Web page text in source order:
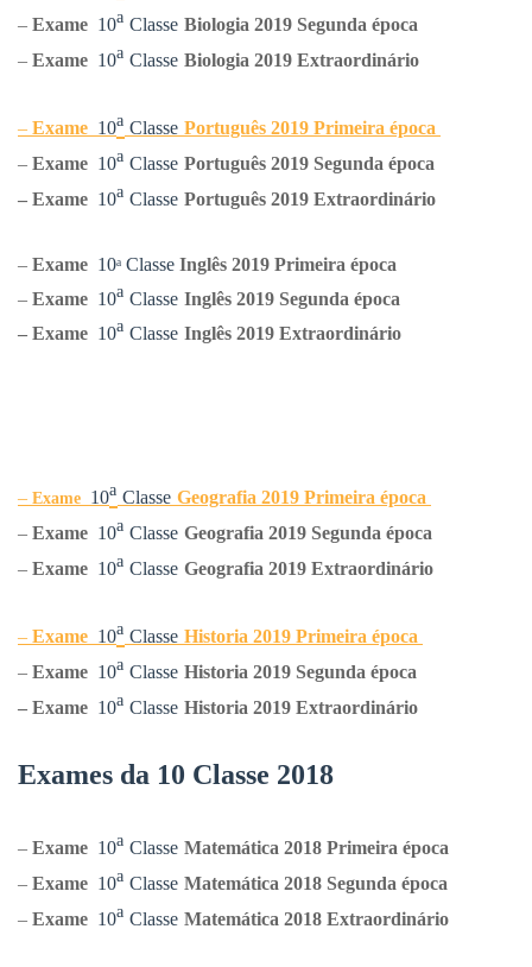
– Exame 10ᵃ Classe Biologia 2019 Segunda época
– Exame 10ᵃ Classe Biologia 2019 Extraordinário
– Exame 10ᵃ Classe Português 2019 Primeira época
– Exame 10ᵃ Classe Português 2019 Segunda época
– Exame 10ᵃ Classe Português 2019 Extraordinário
– Exame 10ᵃ Classe Inglês 2019 Primeira época
– Exame 10ᵃ Classe Inglês 2019 Segunda época
– Exame 10ᵃ Classe Inglês 2019 Extraordinário
– Exame 10ᵃ Classe Geografia 2019 Primeira época
– Exame 10ᵃ Classe Geografia 2019 Segunda época
– Exame 10ᵃ Classe Geografia 2019 Extraordinário
– Exame 10ᵃ Classe Historia 2019 Primeira época
– Exame 10ᵃ Classe Historia 2019 Segunda época
– Exame 10ᵃ Classe Historia 2019 Extraordinário
Exames da 10 Classe 2018
– Exame 10ᵃ Classe Matemática 2018 Primeira época
– Exame 10ᵃ Classe Matemática 2018 Segunda época
– Exame 10ᵃ Classe Matemática 2018 Extraordinário